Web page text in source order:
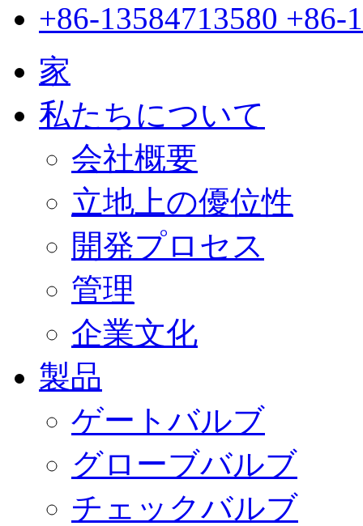
+86-13584713580 +86-
家
私たちについて
会社概要
立地上の優位性
開発プロセス
管理
企業文化
製品
ゲートバルブ
グローブバルブ
チェックバルブ